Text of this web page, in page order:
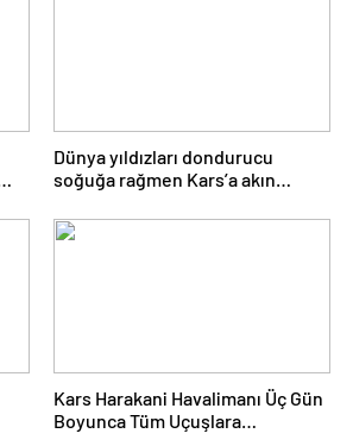
Dünya yıldızları dondurucu
soğuğa rağmen Kars’a akın
Kars Harakani Havalimanı Üç Gün
Boyunca Tüm Uçuşlara